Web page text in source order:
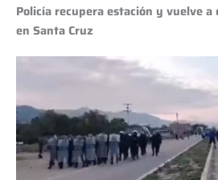
Policía recupera estación y vuelve
en Santa Cruz